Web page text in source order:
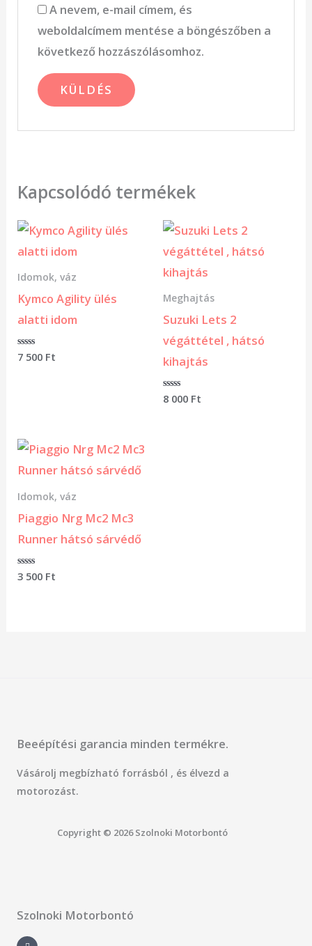
A nevem, e-mail címem, és
weboldalcímem mentése a böngészőben a
következő hozzászólásomhoz.
Kapcsolódó termékek
Idomok, váz
Kymco Agility ülés
alatti idom
Értékelés:
7 500 Ft
Meghajtás
Suzuki Lets 2
végáttétel , hátsó
kihajtás
Értékelés:
8 000 Ft
Idomok, váz
Piaggio Nrg Mc2 Mc3
Runner hátsó sárvédő
Értékelés:
3 500 Ft
Beeépítési garancia minden termékre.
Vásárolj megbízható forrásból , és élvezd a
motorozást.
Copyright © 2026 Szolnoki Motorbontó
Szolnoki Motorbontó
a